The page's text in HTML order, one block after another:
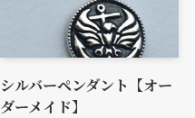
シルバーペンダント【オー
ダーメイド】